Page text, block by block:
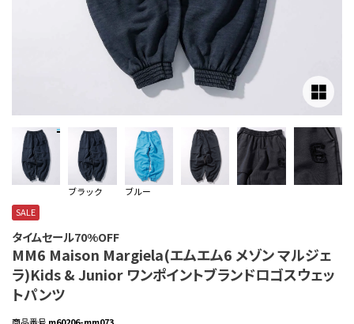
ブラック
ブルー
SALE
タイムセール70%OFF
MM6 Maison Margiela(エムエム6 メゾン マルジェ
ラ)Kids & Junior ワンポイントブランドロゴスウェッ
トパンツ